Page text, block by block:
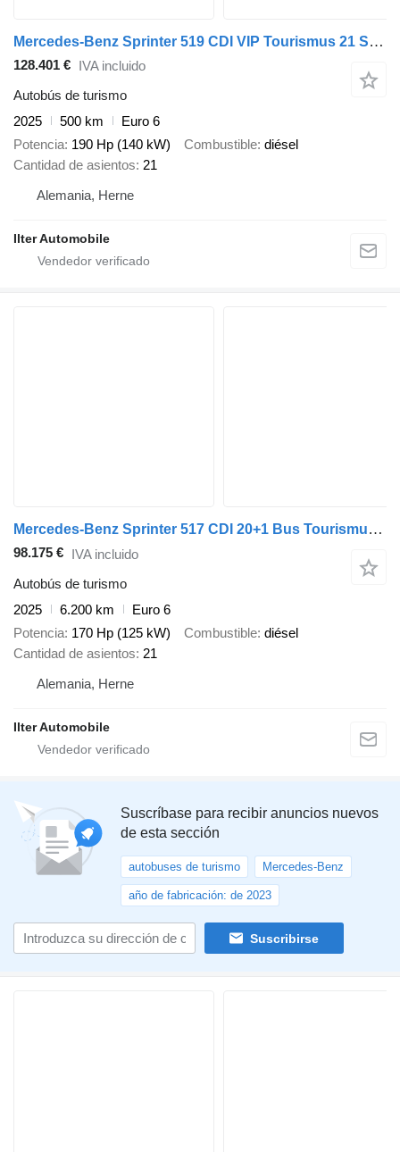
Mercedes-Benz Sprinter 519 CDI VIP Tourismus 21 Sitz Pano 20+1
128.401 € IVA incluido
Autobús de turismo
2025
500 km
Euro 6
Potencia 190 Hp (140 kW) Combustible diésel
Cantidad de asientos 21
Alemania, Herne
Ilter Automobile
Mercedes-Benz Sprinter 517 CDI 20+1 Bus Tourismus VIP Klima LE
98.175 € IVA incluido
Autobús de turismo
2025
6.200 km
Euro 6
Potencia 170 Hp (125 kW) Combustible diésel
Cantidad de asientos 21
Alemania, Herne
Ilter Automobile
Suscríbase para recibir anuncios nuevos
de esta sección
autobuses de turismo Mercedes-Benz
año de fabricación: de 2023
Suscribirse